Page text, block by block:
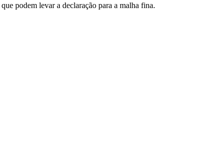
que podem levar a declaração para a malha fina.